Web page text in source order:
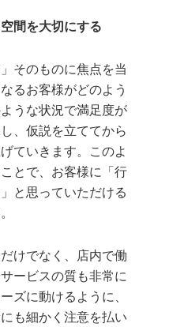
間を大切にする
そのものに焦点を当
るお客様がどのよう
うな状況で満足度が
、仮説を立ててから
ていきます。このよ
とで、お客様に「行
と思っていただける
けでなく、店内で働
ービスの質も非常に
ズに動けるように、
も細かく注意を払い